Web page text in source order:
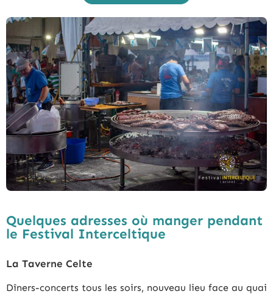
Quelques adresses où manger pendant
le Festival Interceltique
La Taverne Celte
Dîners-concerts tous les soirs, nouveau lieu face au quai